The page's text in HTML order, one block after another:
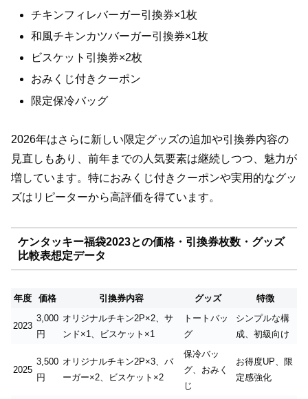
チキンフィレバーガー引換券×1枚
和風チキンカツバーガー引換券×1枚
ビスケット引換券×2枚
おみくじ付きクーポン
限定保冷バッグ
2026年はさらに新しい限定グッズの追加や引換券内容の
見直しもあり、前年までの人気要素は継続しつつ、魅力が
増しています。特におみくじ付きクーポンや実用的なグッ
ズはリピーターから高評価を得ています。
ケンタッキー福袋2023との価格・引換券枚数・グッズ
比較表想定データ
年度 価格 引換券内容 グッズ 特徴
2023
3,000
円
オリジナルチキン2P×2、サ
ンド×1、ビスケット×1
トートバッ
グ
シンプルな構
成、初級向け
2025
3,500
円
オリジナルチキン2P×3、バ
ーガー×2、ビスケット×2
保冷バッ
グ、おみく
じ
お得度UP、限
定感強化